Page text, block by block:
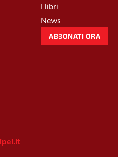
I libri
News
ABBONATI ORA